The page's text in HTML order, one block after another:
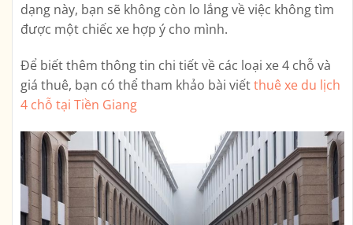
dạng này, bạn sẽ không còn lo lắng về việc không tìm
được một chiếc xe hợp ý cho mình.
Để biết thêm thông tin chi tiết về các loại xe 4 chỗ và
giá thuê, bạn có thể tham khảo bài viếtthuê xe du lịch
4 chỗ tại Tiền Giang